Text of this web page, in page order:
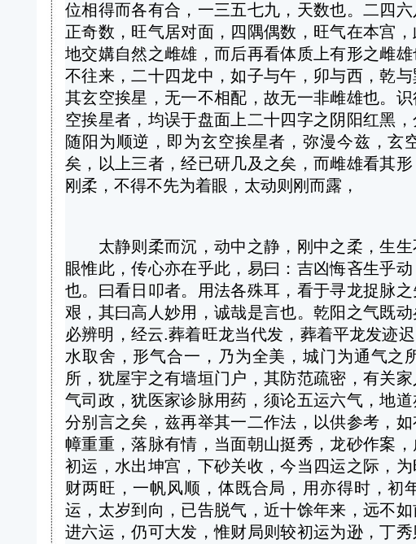
位相得而各有合，一三五七九，天数也。二四
正奇数，旺气居对面，四隅偶数，旺气在本宫
地交媾自然之雌雄，而后再看体质上有形之雌
不往来，二十四龙中，如子与午，卯与西，乾
其玄空挨星，无一不相配，故无一非雌雄也。
空挨星者，均误于盘面上二十四字之阴阳红黑
随阳为顺逆，即为玄空挨星者，弥漫今兹，
矣，以上三者，经已研几及之矣，而雌雄看其
刚柔，不得不先为着眼，太动则刚而露，
太静则柔而沉，动中之静，刚中之柔，生生
眼惟此，传心亦在乎此，易曰：吉凶悔吝生乎
也。曰看日叩者。用法各殊耳，看于寻龙捉脉
艰，其曰高人妙用，诚哉是言也。乾阳之气既
必辨明，经云.葬着旺龙当代发，葬着平龙发迹
水取舍，形气合一，乃为全美，城门为通气之
所，犹屋宇之有墙垣门户，其防范疏密，有关
气司政，犹医家诊脉用药，须论五运六气，地
分别言之矣，兹再举其一二作法，以供参考，
幛重重，落脉有情，当面朝山挺秀，龙砂作案
初运，水出坤宫，下砂关收，今当四运之际，
财两旺，一帆风顺，体既合局，用亦得时，初
运，太岁到向，已告脱气，近十馀年来，远不
进六运，仍可大发，惟财局则较初运为逊，丁